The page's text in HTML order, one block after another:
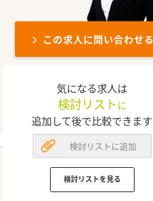
この求人に問い合わせる
気になる求人は
検討リスト に
追加して後で比較できます
検討リストに追加
検討リストを見る